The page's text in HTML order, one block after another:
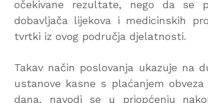
očekivane rezultate, nego da se
dobavljača lijekova i medicinskih
tvrtki iz ovog područja djelatnosti.
Takav način poslovanja ukazuje na
ustanove kasne s plaćanjem
dana, navodi se u priopćenju